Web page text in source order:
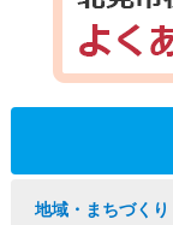
地域・まちづくり